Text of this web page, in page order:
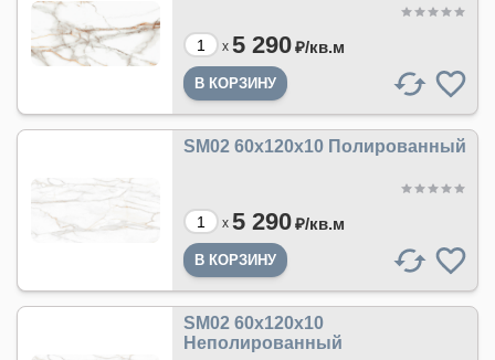
x 5 290₽/кв.м
SM02 60x120x10 Полированный
x 5 290₽/кв.м
SM02 60x120x10
Неполированный